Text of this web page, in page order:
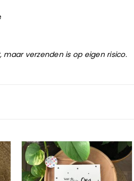
verzenden is op eigen risico.